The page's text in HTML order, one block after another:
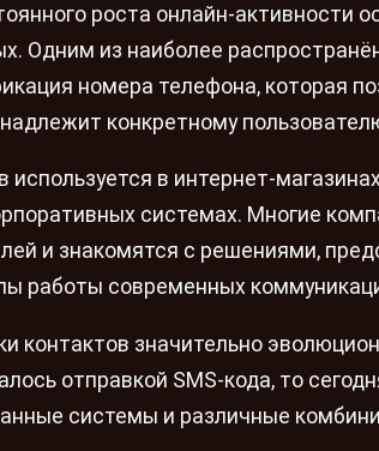
роста онлайн-активности
Одним из наиболее
номера телефона, которая
конкретному
в интернет-
системах. Многие
и знакомятся с решениями,
работы современных
контактов значительно
отправкой SMS-кода, то
системы и различные